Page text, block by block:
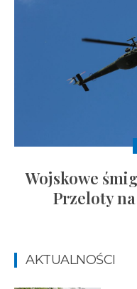
Wojskowe
Przeloty
AKTUALNOŚCI